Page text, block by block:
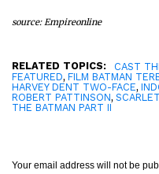
source: Empireonline
RELATED TOPICS: CAST
FEATURED, FILM BATMAN
HARVEY DENT TWO-FACE,
ROBERT PATTINSON,
THE BATMAN PART II
Your email address will not be